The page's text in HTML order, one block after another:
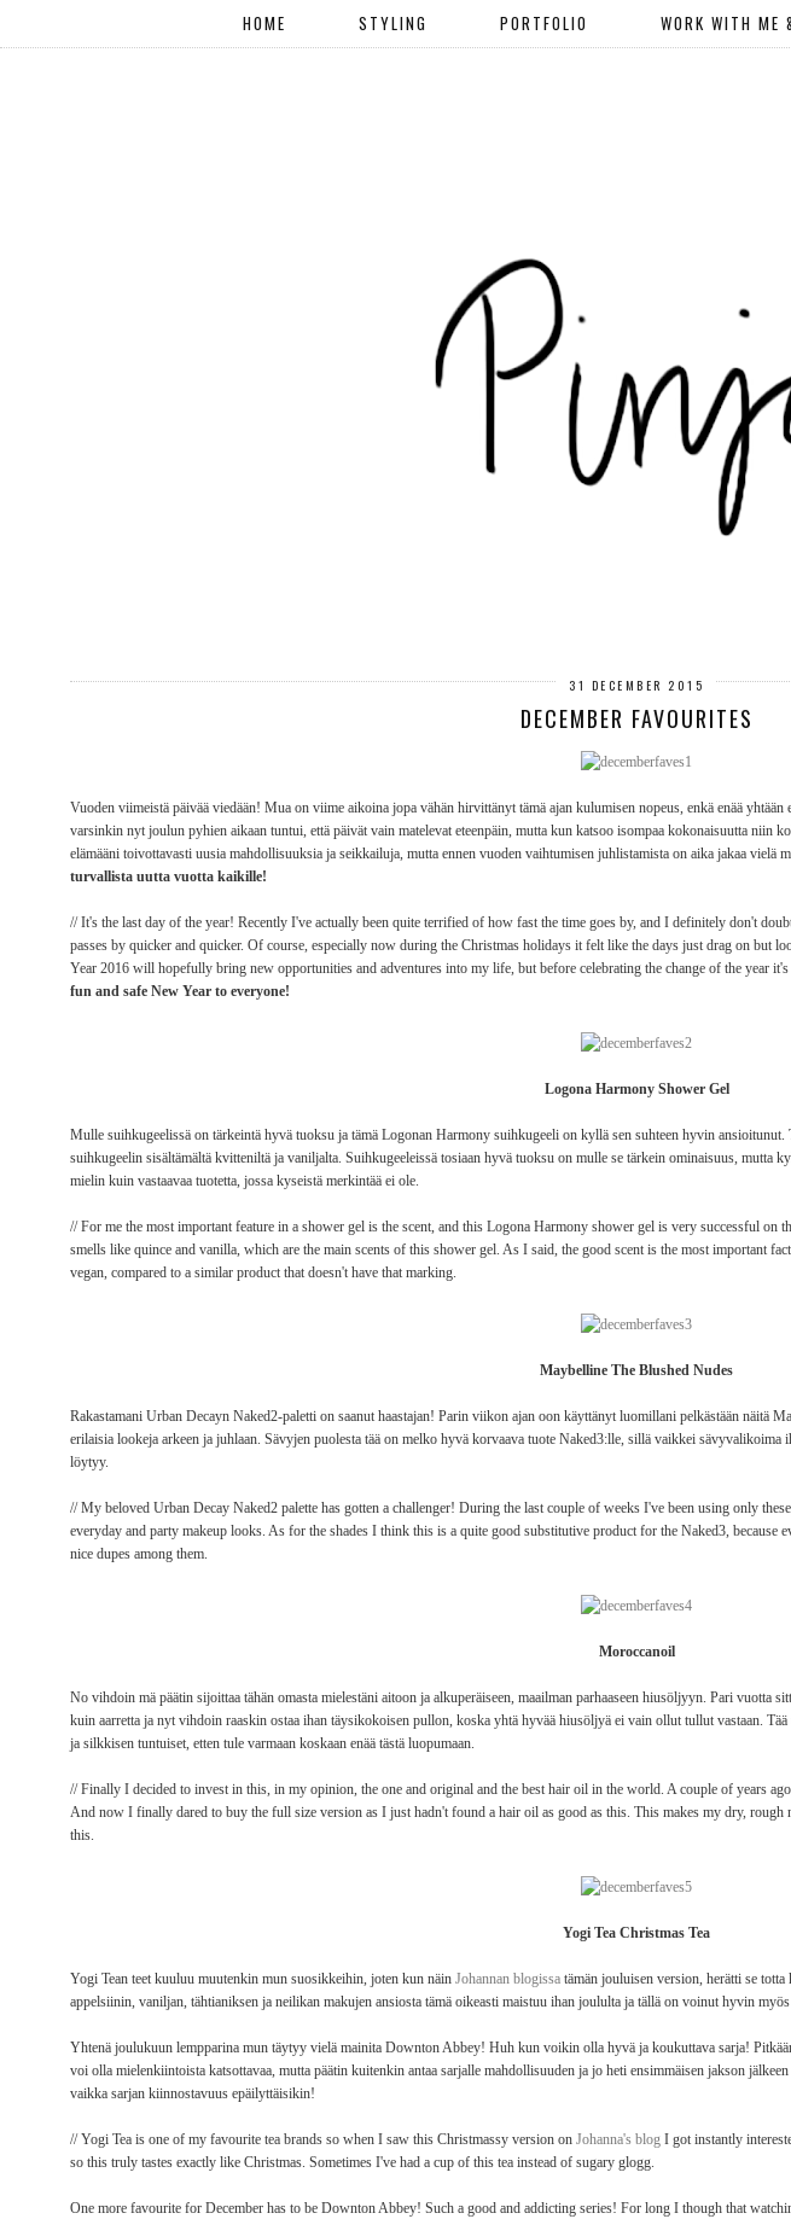
HOME STYLING PORTFOLIO WORK WITH ME
31 DECEMBER 2015
DECEMBER FAVOURITES
Vuoden viimeistä päivää viedään! Mua on viime aikoina jopa vähän hirvittänyt tämä ajan kulumisen nopeus, enkä enää
varsinkin nyt joulun pyhien aikaan tuntui, että päivät vain matelevat eteenpäin, mutta kun katsoo isompaa kokonaisuutta niin
elämääni toivottavasti uusia mahdollisuuksia ja seikkailuja, mutta ennen vuoden vaihtumisen juhlistamista on aika jakaa vielä
turvallista uutta vuotta kaikille!
// It's the last day of the year! Recently I've actually been quite terrified of how fast the time goes by, and I definitely don't
passes by quicker and quicker. Of course, especially now during the Christmas holidays it felt like the days just drag on but
Year 2016 will hopefully bring new opportunities and adventures into my life, but before celebrating the change of the year
fun and safe New Year to everyone!
Logona Harmony Shower Gel
Mulle suihkugeelissä on tärkeintä hyvä tuoksu ja tämä Logonan Harmony suihkugeeli on kyllä sen suhteen hyvin
suihkugeelin sisältämältä kvitteniltä ja vaniljalta. Suihkugeeleissä tosiaan hyvä tuoksu on mulle se tärkein ominaisuus, mutta
mielin kuin vastaavaa tuotetta, jossa kyseistä merkintää ei ole.
// For me the most important feature in a shower gel is the scent, and this Logona Harmony shower gel is very successful on
smells like quince and vanilla, which are the main scents of this shower gel. As I said, the good scent is the most important
vegan, compared to a similar product that doesn't have that marking.
Maybelline The Blushed Nudes
Rakastamani Urban Decayn Naked2-paletti on saanut haastajan! Parin viikon ajan oon käyttänyt luomillani pelkästään näitä
erilaisia lookeja arkeen ja juhlaan. Sävyjen puolesta tää on melko hyvä korvaava tuote Naked3:lle, sillä vaikkei sävyvalikoima
löytyy.
// My beloved Urban Decay Naked2 palette has gotten a challenger! During the last couple of weeks I've been using only
everyday and party makeup looks. As for the shades I think this is a quite good substitutive product for the Naked3, because
nice dupes among them.
Moroccanoil
No vihdoin mä päätin sijoittaa tähän omasta mielestäni aitoon ja alkuperäiseen, maailman parhaaseen hiusöljyyn. Pari vuotta
kuin aarretta ja nyt vihdoin raaskin ostaa ihan täysikokoisen pullon, koska yhtä hyvää hiusöljyä ei vain ollut tullut vastaan.
ja silkkisen tuntuiset, etten tule varmaan koskaan enää tästä luopumaan.
// Finally I decided to invest in this, in my opinion, the one and original and the best hair oil in the world. A couple of years
And now I finally dared to buy the full size version as I just hadn't found a hair oil as good as this. This makes my dry,
this.
Yogi Tea Christmas Tea
Yogi Tean teet kuuluu muutenkin mun suosikkeihin, joten kun näin Johannan blogissa tämän jouluisen version, herätti se
appelsiinin, vaniljan, tähtianiksen ja neilikan makujen ansiosta tämä oikeasti maistuu ihan joululta ja tällä on voinut hyvin
Yhtenä joulukuun lempparina mun täytyy vielä mainita Downton Abbey! Huh kun voikin olla hyvä ja koukuttava sarja!
voi olla mielenkiintoista katsottavaa, mutta päätin kuitenkin antaa sarjalle mahdollisuuden ja jo heti ensimmäisen jakson
vaikka sarjan kiinnostavuus epäilyttäisikin!
// Yogi Tea is one of my favourite tea brands so when I saw this Christmassy version on Johanna's blog I got instantly
so this truly tastes exactly like Christmas. Sometimes I've had a cup of this tea instead of sugary glogg.
One more favourite for December has to be Downton Abbey! Such a good and addicting series! For long I though that